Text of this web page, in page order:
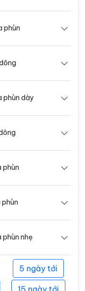
phùn
phùn dày
phùn
phùn
phùn nhẹ
5 ngày tới
15 ngày tới